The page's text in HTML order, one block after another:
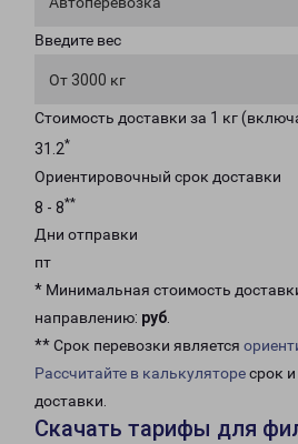
Введите вес
От 3000 кг
Стоимость доставки за 1 кг
31.2*
Ориентировочный срок доставки
8 - 8**
Дни отправки
пт
* Минимальная стоимость
направлению: руб.
** Срок перевозки является
Рассчитайте в калькуляторесрок
доставки.
Скачать тарифы для